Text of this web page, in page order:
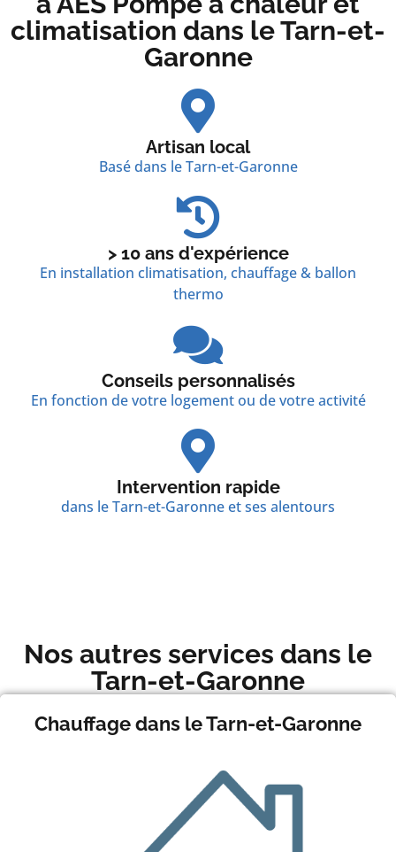
climatisation dans le Tarn-et-
Garonne
Artisan local
Basé dans le Tarn-et-Garonne
> 10 ans d'expérience
En installation climatisation, chauffage & ballon
thermo
Conseils personnalisés
En fonction de votre logement ou de votre activité
Intervention rapide
dans le Tarn-et-Garonne et ses alentours
Nos autres services dans le
Tarn-et-Garonne
Chauffage dans le Tarn-et-Garonne